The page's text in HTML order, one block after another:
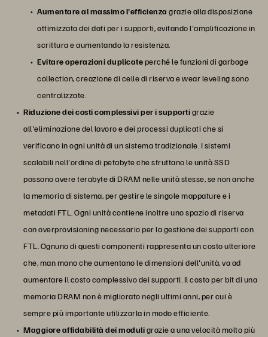
Aumentare al massimo l'efficienza grazie alla disposizione
ottimizzata dei dati per i supporti, evitando l'amplificazione in
scrittura e aumentando la resistenza.
Evitare operazioni duplicateperché le funzioni di garbage
collection, creazione di celle di riserva e wear leveling sono
centralizzate.
Riduzione dei costi complessivi per i supportigrazie
all'eliminazione del lavoro e dei processi duplicati che si
verificano in ogni unità di un sistema tradizionale. I sistemi
scalabili nell'ordine di petabyte che sfruttano le unità SSD
possono avere terabyte di DRAM nelle unità stesse, se non anche
la memoria di sistema, per gestire le singole mappature e i
metadati FTL. Ogni unità contiene inoltre uno spazio di riserva
con overprovisioning necessario per la gestione dei supporti con
FTL. Ognuno di questi componenti rappresenta un costo ulteriore
che, man mano che aumentano le dimensioni dell'unità, va ad
aumentare il costo complessivo dei supporti. Il costo per bit di una
memoria DRAM non è migliorato negli ultimi anni, per cui è
sempre più importante utilizzarla in modo efficiente.
Maggiore affidabilità dei moduligrazie a una velocità molto più